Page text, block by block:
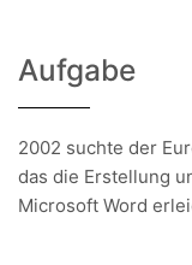
Aufgabe
2002 suchte der
das die Erstellung
Microsoft Word